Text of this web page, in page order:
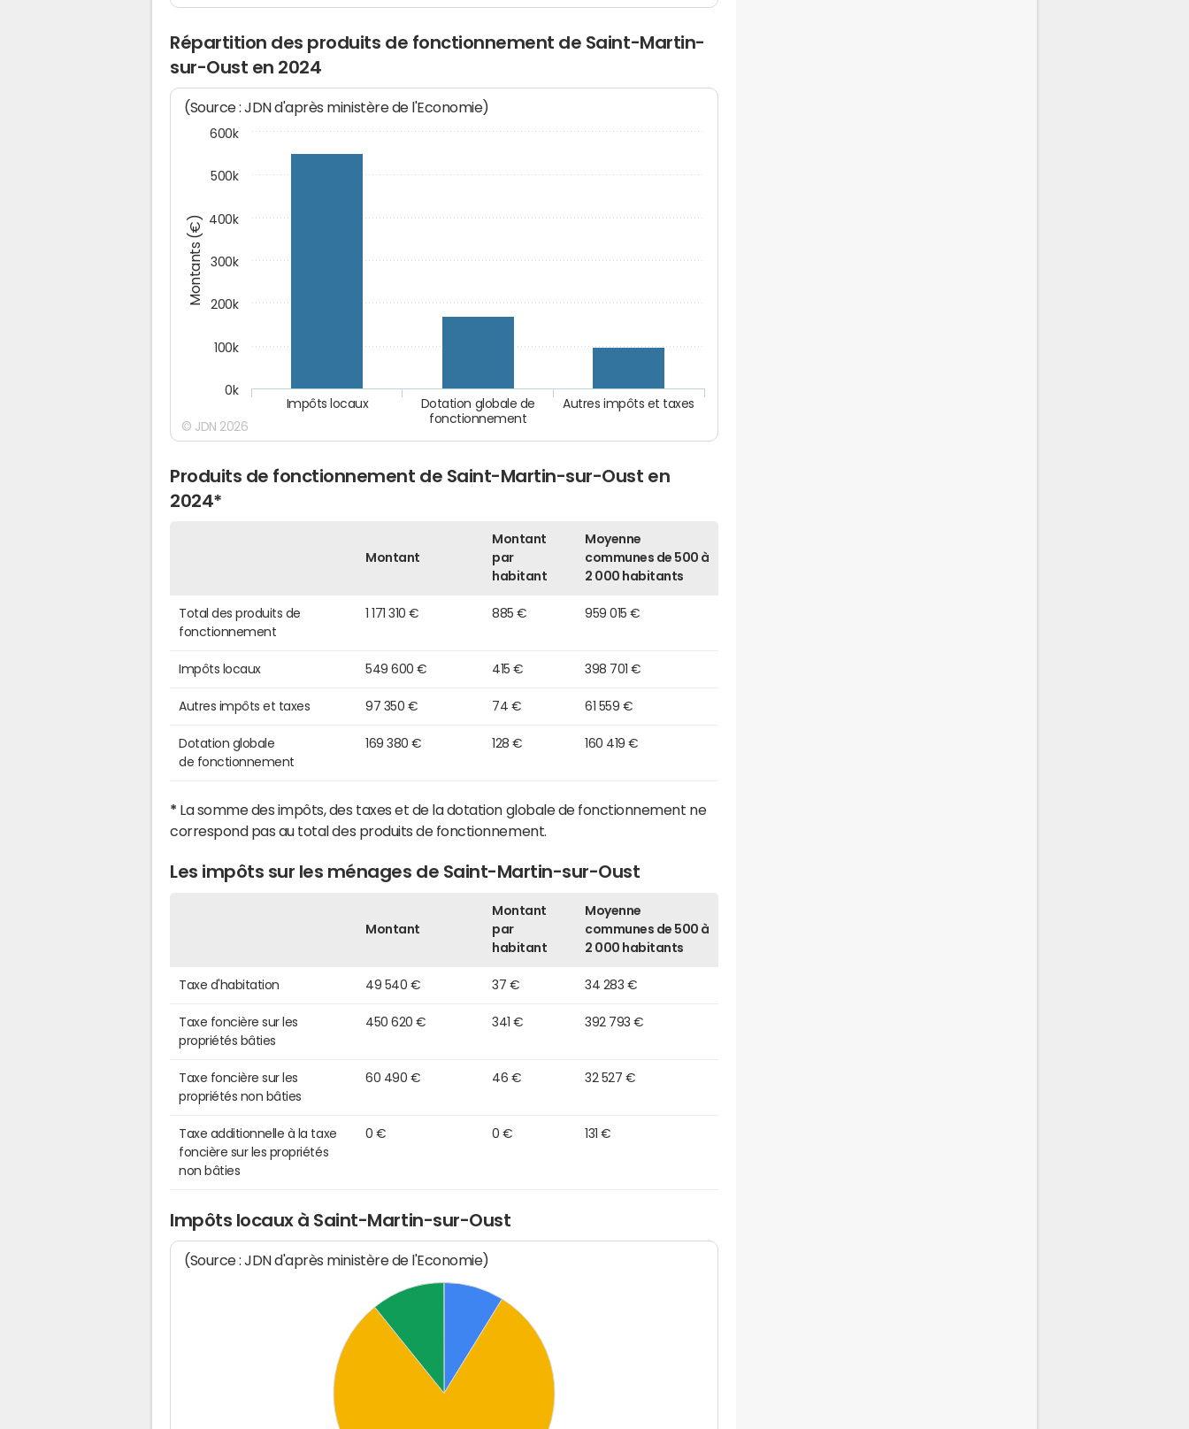
Répartition des produits de fonctionnement de Saint-Martin-
sur-Oust en 2024
Montants (€)
(Source : JDN d'après ministère de l'Economie)
Autres impôts et taxes
Dotation globale de
fonctionnement
Impôts locaux
0k
100k
200k
300k
400k
500k
600k
© JDN 2026
Produits de fonctionnement de Saint-Martin-sur-Oust en
2024*
Montant
Montant
par
habitant
Moyenne
communes de 500 à
2 000 habitants
Total des produits de
fonctionnement
1 171 310 € 885 € 959 015 €
Impôts locaux 549 600 € 415 € 398 701 €
Autres impôts et taxes 97 350 € 74 € 61 559 €
Dotation globale
de fonctionnement
169 380 € 128 € 160 419 €
* La somme des impôts, des taxes et de la dotation globale de fonctionnement ne
correspond pas au total des produits de fonctionnement.
Les impôts sur les ménages de Saint-Martin-sur-Oust
Montant
Montant
par
habitant
Moyenne
communes de 500 à
2 000 habitants
Taxe d'habitation 49 540 € 37 € 34 283 €
Taxe foncière sur les
propriétés bâties
450 620 € 341 € 392 793 €
Taxe foncière sur les
propriétés non bâties
60 490 € 46 € 32 527 €
Taxe additionnelle à la taxe
foncière sur les propriétés
non bâties
0 € 0 € 131 €
Impôts locaux à Saint-Martin-sur-Oust
(Source : JDN d'après ministère de l'Economie)